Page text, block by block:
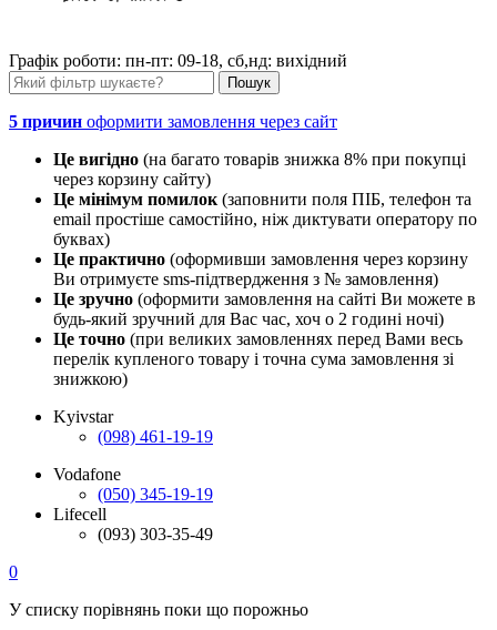
Графік роботи: пн-пт: 09-18, сб,нд: вихідний
5 причин оформити замовлення через сайт
Це вигідно (на багато товарів знижка 8% при покупці
через корзину сайту)
Це мінімум помилок (заповнити поля ПІБ, телефон та
email простіше самостійно, ніж диктувати оператору по
буквах)
Це практично (оформивши замовлення через корзину
Ви отримуєте sms-підтвердження з № замовлення)
Це зручно (оформити замовлення на сайті Ви можете в
будь-який зручний для Вас час, хоч о 2 годині ночі)
Це точно (при великих замовленнях перед Вами весь
перелік купленого товару і точна сума замовлення зі
знижкою)
Kyivstar
(098) 461-19-19
Vodafone
(050) 345-19-19
Lifecell
(093) 303-35-49
0
У списку порівнянь поки що порожньо